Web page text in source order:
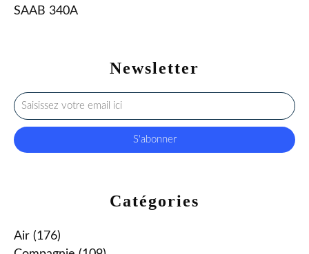
Newsletter
Catégories
Air (176)
SAAB 340A